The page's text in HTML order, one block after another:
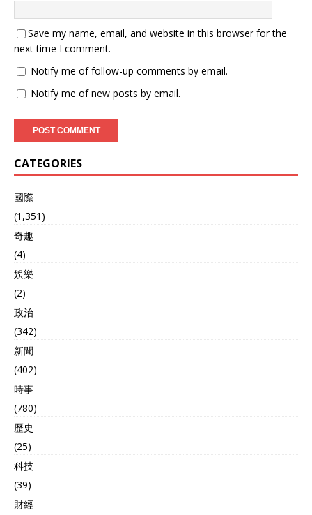
Save my name, email, and website in this browser for the
next time I comment.
Notify me of follow-up comments by email.
Notify me of new posts by email.
CATEGORIES
國際
(1,351)
奇趣
(4)
娛樂
(2)
政治
(342)
新聞
(402)
時事
(780)
歷史
(25)
科技
(39)
財經